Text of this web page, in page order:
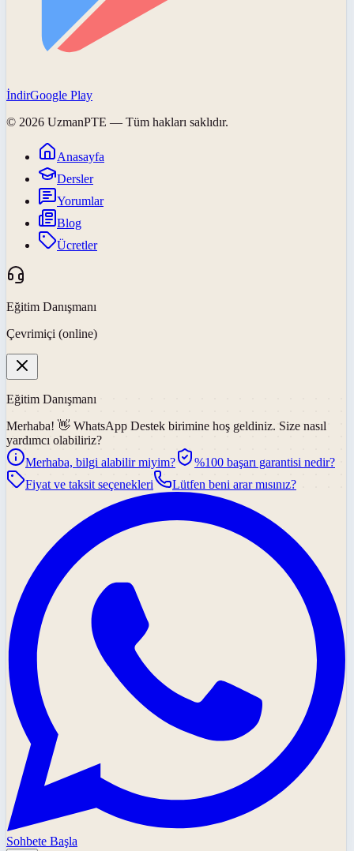
İndirGoogle Play
© 2026 UzmanPTE — Tüm hakları saklıdır.
Anasayfa
Dersler
Yorumlar
Blog
Ücretler
Eğitim Danışmanı
Çevrimiçi (online)
Eğitim Danışmanı
Merhaba! 👋 WhatsApp Destek birimine hoş geldiniz. Size nasıl
yardımcı olabiliriz?
Merhaba, bilgi alabilir miyim?
%100 başarı garantisi nedir?
Fiyat ve taksit seçenekleri
Lütfen beni arar mısınız?
Sohbete Başla